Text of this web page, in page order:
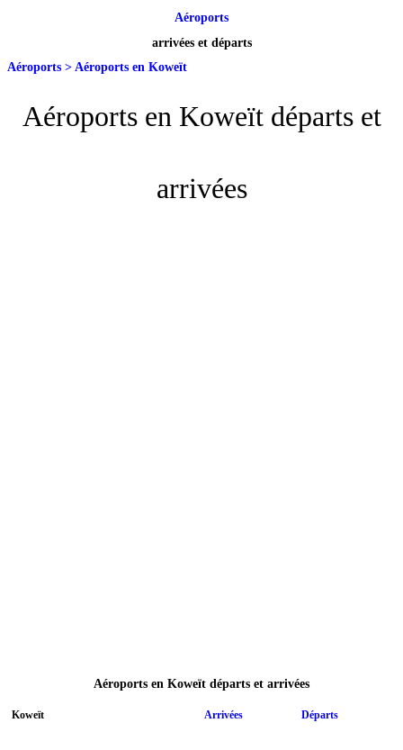
Aéroports
arrivées et départs
Aéroports > Aéroports en Koweït
Aéroports en Koweït départs et
arrivées
Aéroports en Koweït départs et arrivées
Koweït Arrivées Départs